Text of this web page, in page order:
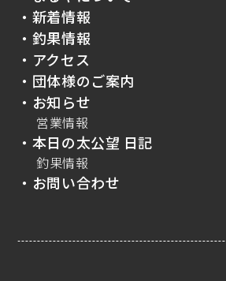
・新着情報
・釣果情報
・アクセス
・団体様のご案内
・お知らせ
営業情報
・本日の太公望 日記
釣果情報
・お問い合わせ